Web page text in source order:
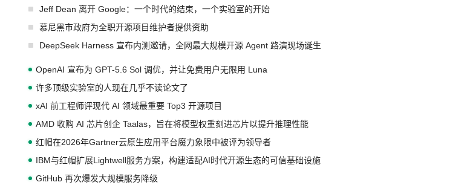
Jeff Dean 离开 Google：一个时代的结束，一个实验室的开始
慕尼黑市政府为全职开源项目维护者提供资助
DeepSeek Harness 宣布内测邀请，全网最大规模开源 Agent 路演现场诞生
OpenAI 宣布为 GPT-5.6 Sol 调优，并让免费用户无限用 Luna
许多顶级实验室的人现在几乎不读论文了
xAI 前工程师评现代 AI 领域最重要 Top3 开源项目
AMD 收购 AI 芯片创企 Taalas，旨在将模型权重刻进芯片以提升推理性能
红帽在2026年Gartner云原生应用平台魔力象限中被评为领导者
IBM与红帽扩展Lightwell服务方案，构建适配AI时代开源生态的可信基础设施
GitHub 再次爆发大规模服务降级